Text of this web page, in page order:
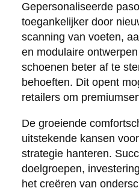
Gepersonaliseerde
toegankelijker door
scanning van voeten,
en modulaire
schoenen beter af te
behoeften. Dit opent
retailers om
De groeiende
uitstekende kansen
strategie hanteren.
doelgroepen,
het creëren van